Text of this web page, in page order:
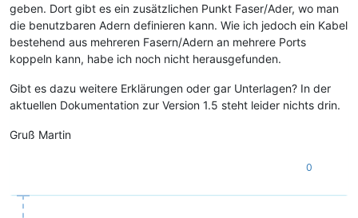
geben. Dort gibt es ein zusätzlichen Punkt Faser/Ader, wo man
die benutzbaren Adern definieren kann. Wie ich jedoch ein Kabel
bestehend aus mehreren Fasern/Adern an mehrere Ports
koppeln kann, habe ich noch nicht herausgefunden.
Gibt es dazu weitere Erklärungen oder gar Unterlagen? In der
aktuellen Dokumentation zur Version 1.5 steht leider nichts drin.
Gruß Martin
0